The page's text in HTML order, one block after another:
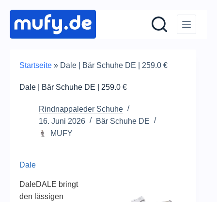
Inhalt
springen
Startseite » Dale | Bär Schuhe DE | 259.0 €
Dale | Bär Schuhe DE | 259.0 €
Rindnappaleder Schuhe
16. Juni 2026
Bär Schuhe DE
MUFY
Dale
DaleDALE bringt
den lässigen